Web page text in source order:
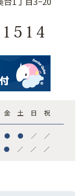
金 土 日 祝
● ● ／ ／
● ／ ／ ／